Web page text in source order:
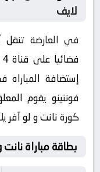
لايف
في العارضة تنقل
فضائيا على قناة beIN SPORTS HD 4
إستضافة
فونتينو يقوم
كورةنانت و لو آفر
بطاقة مباراة نانت